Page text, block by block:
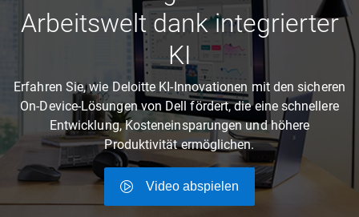
Arbeitswelt dank integrierter
KI
Erfahren Sie, wie Deloitte KI-Innovationen mit den sicheren
On-Device-Lösungen von Dell fördert, die eine schnellere
Entwicklung, Kosteneinsparungen und höhere
Produktivität ermöglichen.
Video abspielen